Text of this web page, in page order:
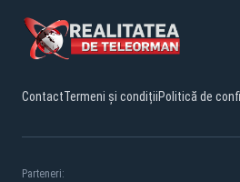
ContactTermeni și condițiiPolitică de
Parteneri: